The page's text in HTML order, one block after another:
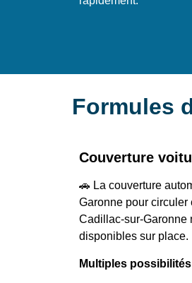
Formules
Couverture
🚗 La couverture
Garonne pour circuler
Cadillac-sur-Garonne
disponibles sur place.
Multiples